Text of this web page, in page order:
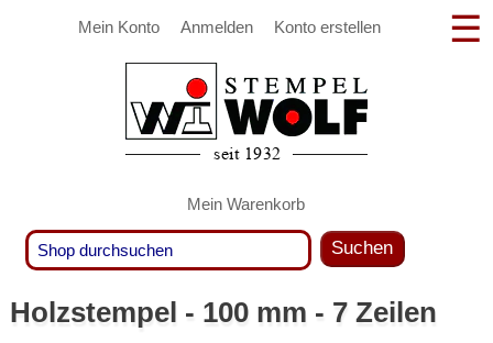
Mein Konto Anmelden Konto erstellen
Mein Warenkorb
Suchen
Holzstempel - 100 mm - 7 Zeilen